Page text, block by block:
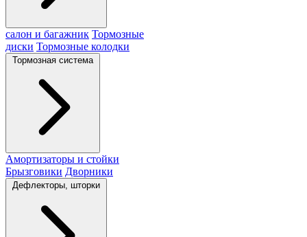
салон и багажник Тормозные
диски Тормозные колодки
Тормозная система
Амортизаторы и стойки
Брызговики Дворники
Дефлекторы, шторки